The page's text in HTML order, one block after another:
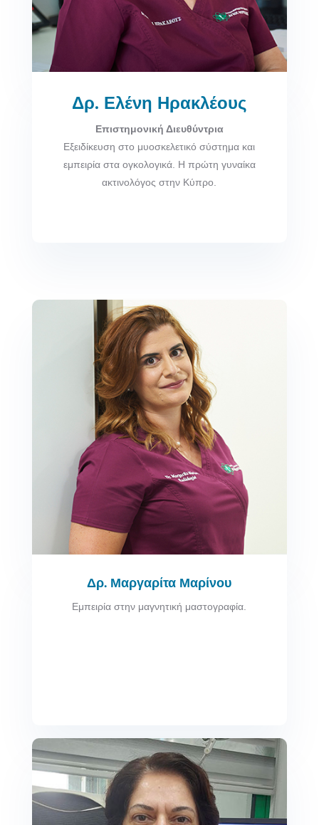
Δρ. Ελένη Ηρακλέους
Επιστημονική Διευθύντρια
Εξειδίκευση στο μυοσκελετικό σύστημα και
εμπειρία στα ογκολογικά. Η πρώτη γυναίκα
ακτινολόγος στην Κύπρο.
Δρ. Μαργαρίτα Μαρίνου
Εμπειρία στην μαγνητική μαστογραφία.